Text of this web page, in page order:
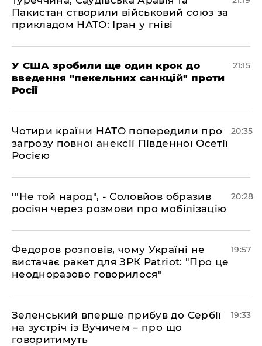
Пакистан створили військовий союз за
прикладом НАТО: Іран у гніві
​У США зробили ще один крок до
введення "пекельних санкцій" проти
Росії
21:15
​Чотири країни НАТО попередили про
загрозу повної анексії Південної Осетії
Росією
20:35
​'"Не той народ", - Соловйов образив
росіян через розмови про мобілізацію
20:28
​Федоров розповів, чому Україні не
вистачає ракет для ЗРК Patriot: "Про це
неодноразово говорилося"
19:57
​Зеленський вперше прибув до Сербії
на зустріч із Вучичем – про що
говоритимуть
19:33